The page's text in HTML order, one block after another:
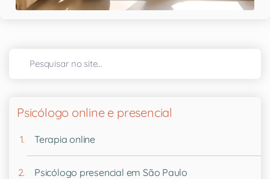
Psicólogo online e presencial
Terapia online
Psicólogo presencial em São Paulo